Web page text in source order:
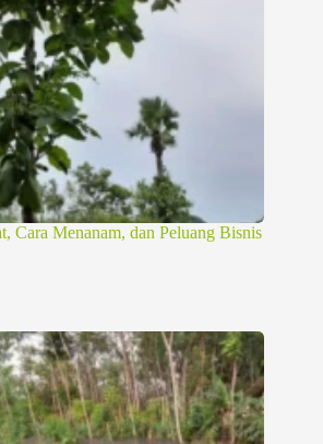
Cara Menanam, dan Peluang Bisnis